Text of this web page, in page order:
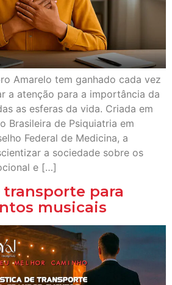
Amarelo tem ganhado cada vez
a atenção para a importância da
as esferas da vida. Criada em
Brasileira de Psiquiatria em
Federal de Medicina, a
a sociedade sobre os
e […]
para
musicais